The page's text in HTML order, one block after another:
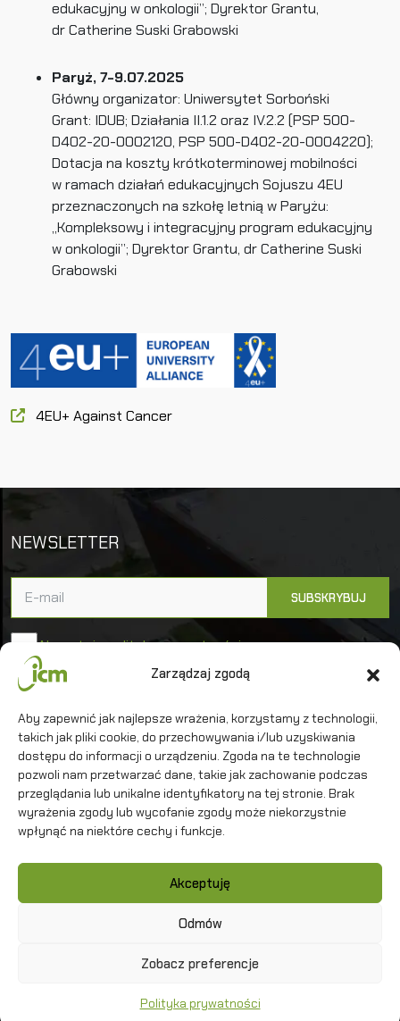
Zarządzaj zgodą
Aby zapewnić jak najlepsze wrażenia, korzystamy z technologii,
takich jak pliki cookie, do przechowywania i/lub uzyskiwania
dostępu do informacji o urządzeniu. Zgoda na te technologie
pozwoli nam przetwarzać dane, takie jak zachowanie podczas
przeglądania lub unikalne identyfikatory na tej stronie. Brak
wyrażenia zgody lub wycofanie zgody może niekorzystnie
wpłynąć na niektóre cechy i funkcje.
Akceptuję
Odmów
Zobacz preferencje
Polityka prywatności
edukacyjny w onkologii”; Dyrektor Grantu,
dr Catherine Suski Grabowski
Paryż, 7-9.07.2025
Główny organizator: Uniwersytet Sorboński
Grant: IDUB; Działania II.1.2 oraz IV.2.2 (PSP 500-
D402-20-0002120, PSP 500-D402-20-0004220);
Dotacja na koszty krótkoterminowej mobilności
w ramach działań edukacyjnych Sojuszu 4EU
przeznaczonych na szkołę letnią w Paryżu:
„Kompleksowy i integracyjny program edukacyjny
w onkologii”; Dyrektor Grantu, dr Catherine Suski
Grabowski
4EU+ Against Cancer
NEWSLETTER
Akceptuję politykę prywatności
Uniwersytet Warszawski
Interdyscyplinarne Centrum Modelowania
Matematycznego i Komputerowego
Kontakt
Polityka prywatności
2026 ICM UW